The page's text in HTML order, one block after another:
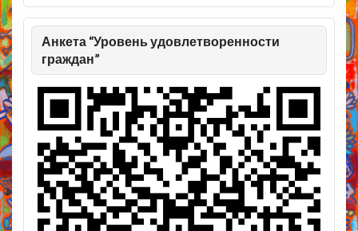
Анкета “Уровень удовлетворенности
граждан”